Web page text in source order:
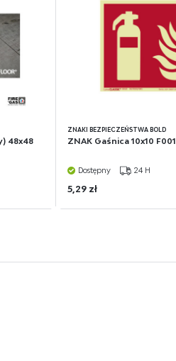
48x48
ZNAKI BEZPIECZEŃSTWA BOLD
ZNAK Gaśnica 10x10 F001
Dostępny 24 H
5,29 zł